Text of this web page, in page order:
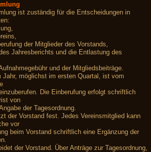
ist zuständig für die Entscheidungen in
der Mitglieder des Vorstands,
Jahresberichts und die Entlastung des
und der Mitgliedsbeiträge.
Jahr, möglichst im ersten Quartal, ist vom
Die Einberufung erfolgt schriftlich
von
der Tagesordnung.
der Vorstand fest. Jedes Vereinsmitglied kann
vor
beim Vorstand schriftlich eine Ergänzung der
der Vorstand. Über Anträge zur Tagesordnung,